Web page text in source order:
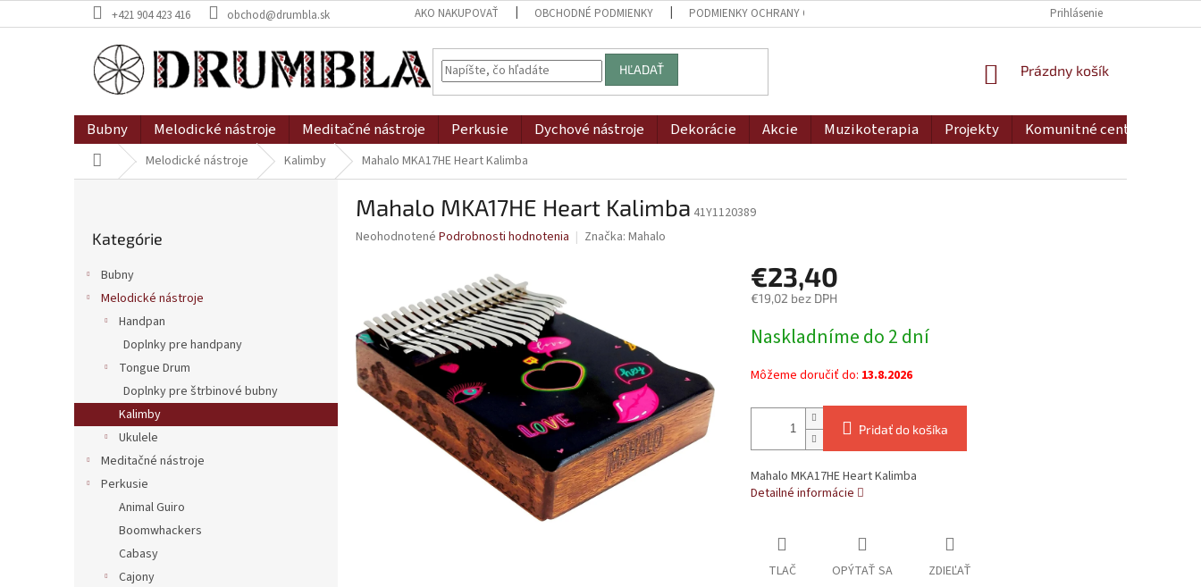
na
+421 904 423 416 obchod@drumbla.sk AKO NAKUPOVAŤ OBCHODNÉ PODMIENKY PODMIENKY OCHRANY OSOBNÝCH ÚDAJOV MOJA OBJEDNÁVKA
Prihlásenie
HĽADAŤ
NÁKUPNÝ
Prázdny košík
Bubny Melodické nástroje Meditačné nástroje Perkusie Dychové nástroje Dekorácie Akcie Muzikoterapia Projekty Komunitné centrum
DomovMelodické nástroje Kalimby Mahalo MKA17HE Heart Kalimba
kategórie
Kategórie
Bubny
Melodické nástroje
Handpan
Doplnky pre handpany
Tongue Drum
Doplnky pre štrbinové bubny
Kalimby
Ukulele
Meditačné nástroje
Perkusie
Animal Guiro
Boomwhackers
Cabasy
Cajony
Mahalo MKA17HE Heart Kalimba 41Y1120389
Priemerné
5
hviezdičiek.
Neohodnotené Podrobnosti hodnotenia Značka: Mahalo
€23,40
€19,02 bez DPH
cena:
Naskladníme do 2 dní
Môžeme doručiť do: 13.8.2026
Pridať do košíka
Mahalo MKA17HE Heart Kalimba
Detailné informácie
TLAČ OPÝTAŤ SA ZDIEĽAŤ